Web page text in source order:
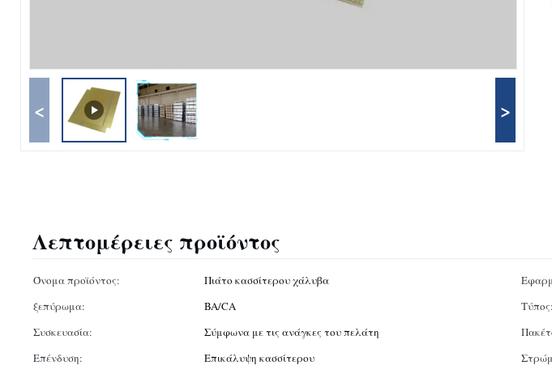
< >
Λεπτομέρειες προϊόντος
Όνομα προϊόντος: Πιάτο κασσίτερου χάλυβα
ξεπύρωμα:
BA/CA Τύπος:
Συσκευασία:
Σύμφωνα με τις ανάγκες του πελάτη
Επένδυση:
Επικάλυψη κασσίτερου